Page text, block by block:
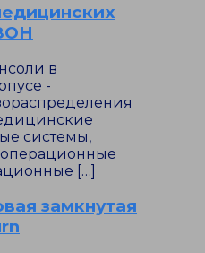
в
-
системы,
операционные
[…]
замкнутая